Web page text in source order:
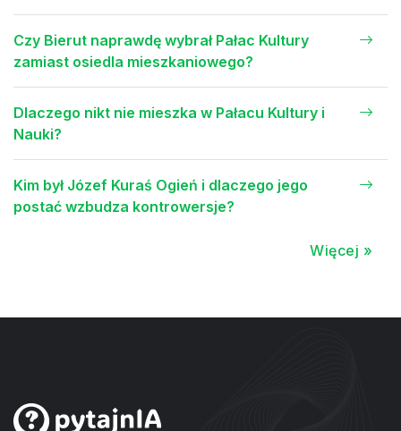
Czy Bierut naprawdę wybrał Pałac Kultury
zamiast osiedla mieszkaniowego?
Dlaczego nikt nie mieszka w Pałacu Kultury i
Nauki?
Kim był Józef Kuraś Ogień i dlaczego jego
postać wzbudza kontrowersje?
Więcej »